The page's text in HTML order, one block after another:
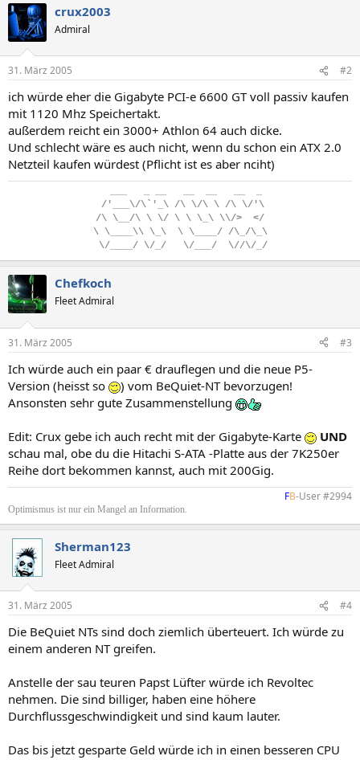
crux2003
Admiral
31. März 2005 #2
ich würde eher die Gigabyte PCI-e 6600 GT voll passiv kaufen
mit 1120 Mhz Speichertakt.
außerdem reicht ein 3000+ Athlon 64 auch dicke.
Und schlecht wäre es auch nicht, wenn du schon ein ATX 2.0
Netzteil kaufen würdest (Pflicht ist es aber nciht)
/'___\/\`'_\ /\ \/\ \ /\ \/'\
/\ \__/\ \ \/ \ \ \_\ \\/>
</
\. \____\\. \_\.. \. \____/ /\_/\_\
\/____/ \/_/ \/___/ \//\/_/
Chefkoch
Fleet Admiral
31. März 2005 #3
Ich würde auch ein paar € drauflegen und die neue P5-
Version (heisst so
) vom BeQuiet-NT bevorzugen!
Ansonsten sehr gute Zusammenstellung
Edit: Crux gebe ich auch recht mit der Gigabyte-Karte
UND
schau mal, obe du die Hitachi S-ATA -Platte aus der 7K250er
Reihe dort bekommen kannst, auch mit 200Gig.
FB-User #2994​
Optimismus ist nur ein Mangel an Information.
Sherman123
Fleet Admiral
31. März 2005 #4
Die BeQuiet NTs sind doch ziemlich überteuert. Ich würde zu
einem anderen NT greifen.
Anstelle der sau teuren Papst Lüfter würde ich Revoltec
nehmen. Die sind billiger, haben eine höhere
Durchflussgeschwindigkeit und sind kaum lauter.
Das bis jetzt gesparte Geld würde ich in einen besseren CPU